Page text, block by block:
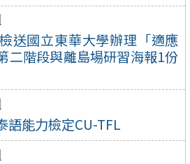
送國立東華大學辦理「適應
二階段與離島場研習海報1份
語能力檢定CU-TFL